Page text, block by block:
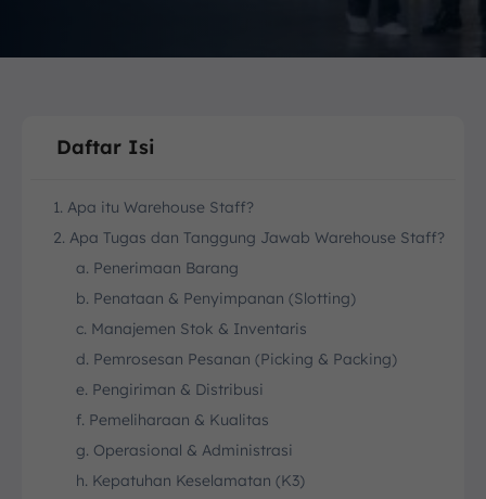
Daftar Isi
1. Apa itu Warehouse Staff?
2. Apa Tugas dan Tanggung Jawab Warehouse Staff?
a. Penerimaan Barang
b. Penataan & Penyimpanan (Slotting)
c. Manajemen Stok & Inventaris
d. Pemrosesan Pesanan (Picking & Packing)
e. Pengiriman & Distribusi
f. Pemeliharaan & Kualitas
g. Operasional & Administrasi
h. Kepatuhan Keselamatan (K3)